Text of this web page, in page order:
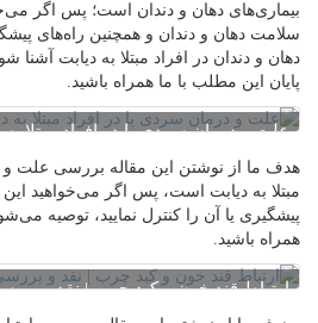
بیماری‌های دهان و دندان است؛ پس اگر
سلامت دهان و دندان و همچنین راه‌های
دهان و دندان در افراد مبتلا به دیابت آشنا
پایان این مطلب با ما همراه باشید.
علت و درمان سردی پا در افراد مبتلا به
هدف ما از نوشتن این مقاله بررسی علت و
مبتلا به دیابت است، پس اگر می‌خواهید این
پیشگیری یا آن را کنترل نمایید، توصیه
همراه باشید.
ارتباط قند خون و کبد چرب | نقد و